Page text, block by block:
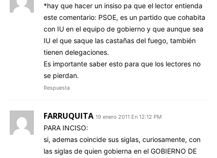
*hay que hacer un insiso pa que el lector entienda
este comentario: PSOE, es un partido que cohabita
con IU en el equipo de gobierno y que aunque sea
IU el que saque las castañas del fuego, también
tienen delegaciones.
Es importante saber esto para que los lectores no
se pierdan.
Respuesta
FARRUQUITA 19 enero 2011 En 12:12 PM
PARA INCISO:
si, ademas coincide sus siglas, curiosamente, con
las siglas de quien gobierna en el GOBIERNO DE